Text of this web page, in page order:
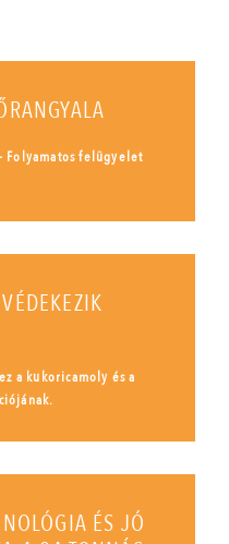
Folyamatos felügyelet
a kukoricamoly és a
ÉS JÓ